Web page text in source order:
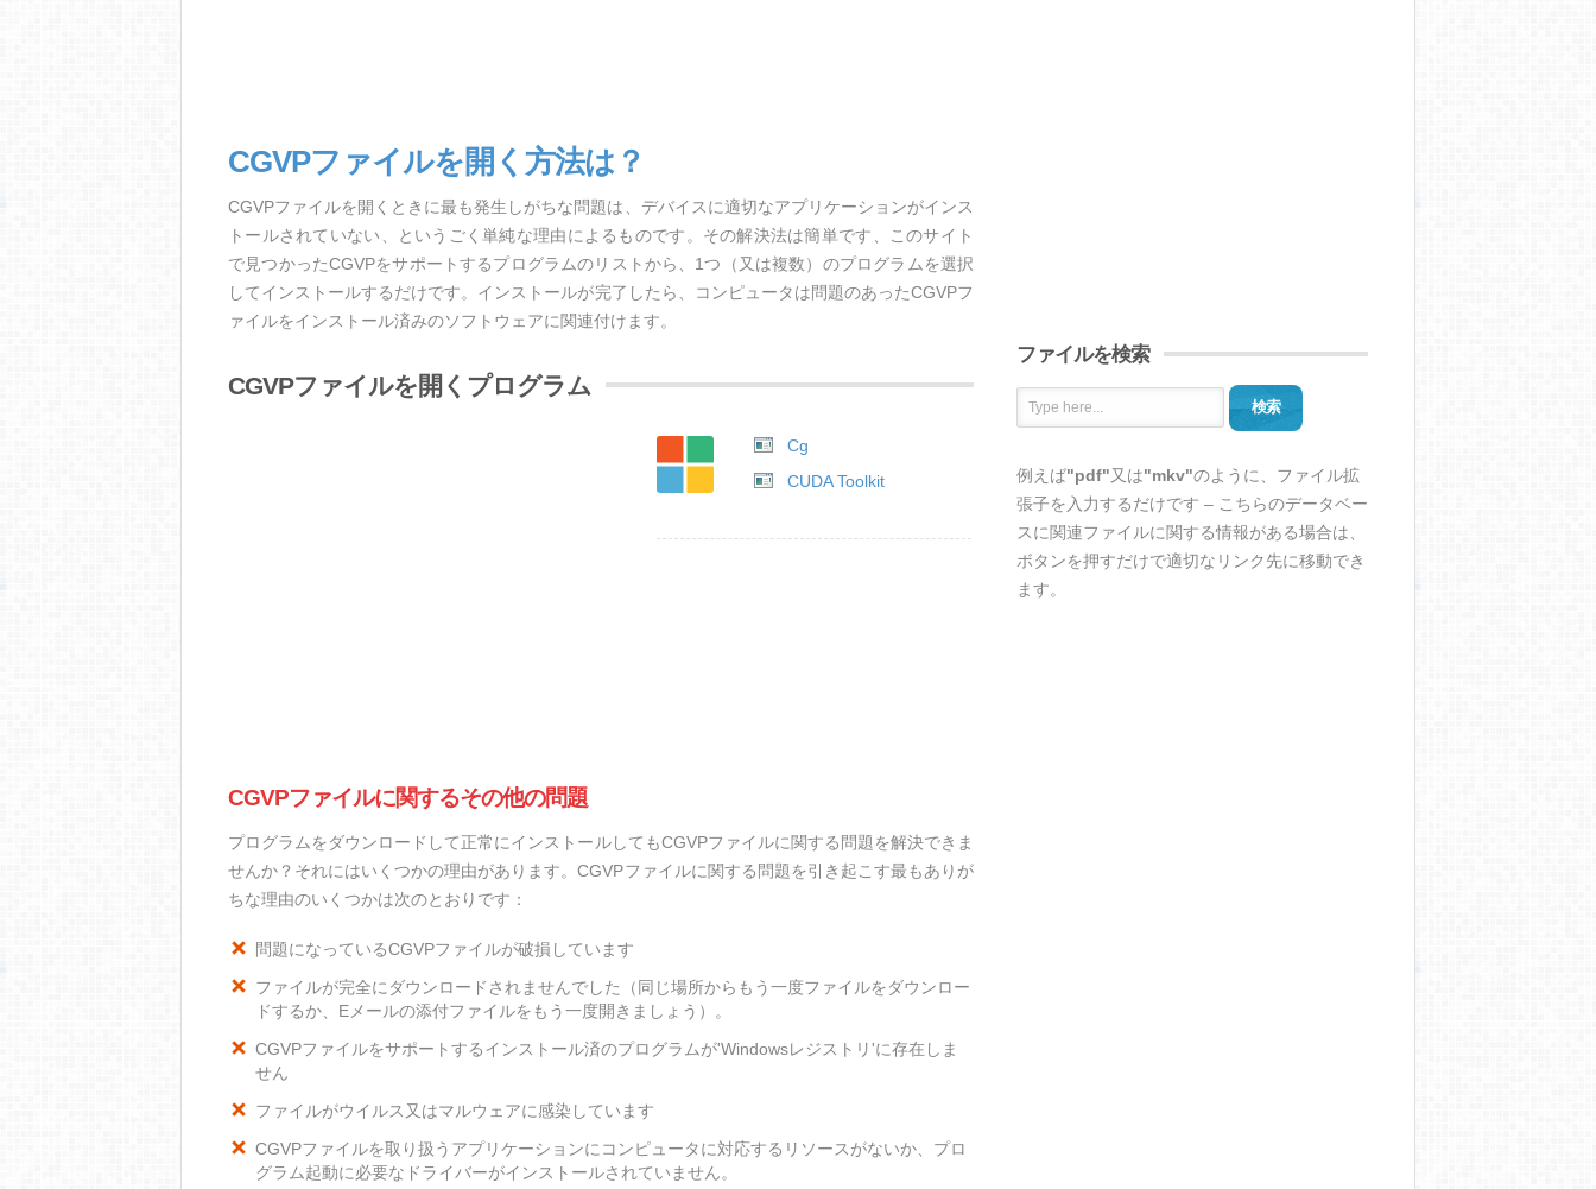
CGVPファイルを開く方法は？
CGVPファイルを開くときに最も発生しがちな問題は、デバイスに適切なアプリケーションがインス
トールされていない、というごく単純な理由によるものです。その解決法は簡単です、このサイト
で見つかったCGVPをサポートするプログラムのリストから、1つ（又は複数）のプログラムを選択
してインストールするだけです。インストールが完了したら、コンピュータは問題のあったCGVPフ
ァイルをインストール済みのソフトウェアに関連付けます。
CGVPファイルを開くプログラム
Cg
CUDA Toolkit
CGVPファイルに関するその他の問題
プログラムをダウンロードして正常にインストールしてもCGVPファイルに関する問題を解決できま
せんか？それにはいくつかの理由があります。CGVPファイルに関する問題を引き起こす最もありが
ちな理由のいくつかは次のとおりです：
問題になっているCGVPファイルが破損しています
ファイルが完全にダウンロードされませんでした（同じ場所からもう一度ファイルをダウンロー
ドするか、Eメールの添付ファイルをもう一度開きましょう）。
CGVPファイルをサポートするインストール済のプログラムが'Windowsレジストリ'に存在しま
せん
ファイルがウイルス又はマルウェアに感染しています
CGVPファイルを取り扱うアプリケーションにコンピュータに対応するリソースがないか、プロ
グラム起動に必要なドライバーがインストールされていません。
ファイルを検索
検索
例えば"pdf"又は"mkv"のように、ファイル拡
張子を入力するだけです – こちらのデータベー
スに関連ファイルに関する情報がある場合は、
ボタンを押すだけで適切なリンク先に移動でき
ます。